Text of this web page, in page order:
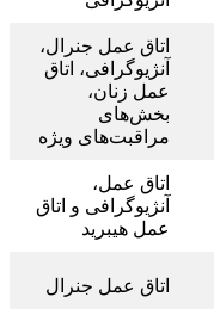
اتاق عمل جنرال،
آنژیوگرافی، اتاق
عمل زنان،
بخش‌های
مراقبت‌های ویژه
اتاق عمل،
آنژیوگرافی و اتاق
عمل هیبرید
اتاق عمل جنرال